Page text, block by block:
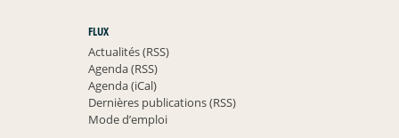
FLUX
Actualités (RSS)
Agenda (RSS)
Agenda (iCal)
Dernières publications (RSS)
Mode d’emploi